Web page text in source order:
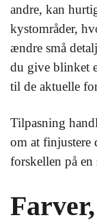
andre, kan
kystområder,
ændre små
du give blinket
til de aktuelle
Tilpasning
om at finjustere
forskellen på